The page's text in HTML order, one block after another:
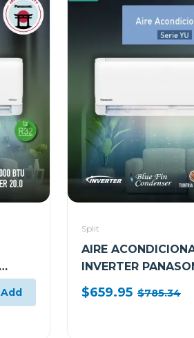
Add
Split
AIRE
INVERTER
24000BTU Y SEER21
CSCUYU24AKV2
$659.95 $785.34